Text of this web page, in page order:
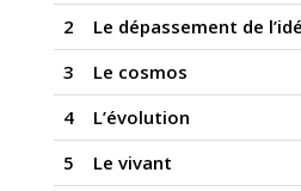
2
Le dépassement de
3
Le cosmos
4
L’évolution
5
Le vivant